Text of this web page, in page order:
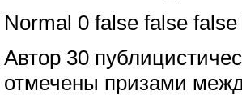
Normal 0 false false
Автор 30
отмечены призами